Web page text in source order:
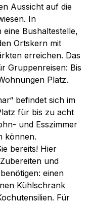
Aussicht auf die
In
Bushaltestelle,
Ortskern mit
erreichen. Das
Gruppenreisen: Bis
Platz.
befindet sich im
für bis zu acht
und Esszimmer
können.
bereits! Hier
und
einen
Kühlschrank
Für